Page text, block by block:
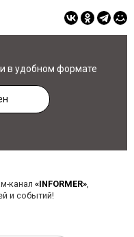
в удобном формате
канал «INFORMER»,
и событий!